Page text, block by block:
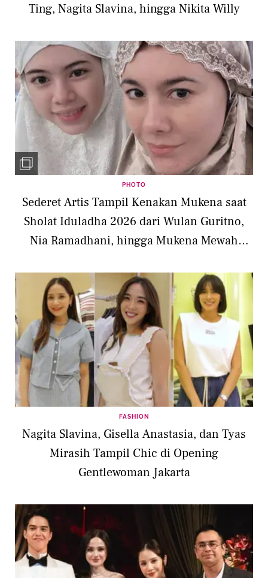
Ting, Nagita Slavina, hingga Nikita Willy
PHOTO
Sederet Artis Tampil Kenakan Mukena saat
Sholat Iduladha 2026 dari Wulan Guritno,
Nia Ramadhani, hingga Mukena Mewah
FASHION
Nagita Slavina, Gisella Anastasia, dan Tyas
Mirasih Tampil Chic di Opening
Gentlewoman Jakarta